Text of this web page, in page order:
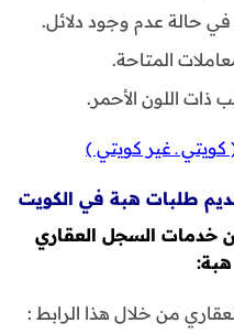
حالة عدم وجود دلائل.
المتاحة.
ذات اللون الأحمر.
ـ غير كويتي )
طلبات هبة في الكويت
خدمات السجل العقاري
من خلال هذا الرابط :